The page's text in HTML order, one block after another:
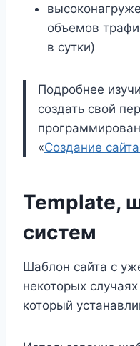
объемов
в сутки)
Подробнее
создать свой
«Создание
Template,
систем
Шаблон сайта с
некоторых
который